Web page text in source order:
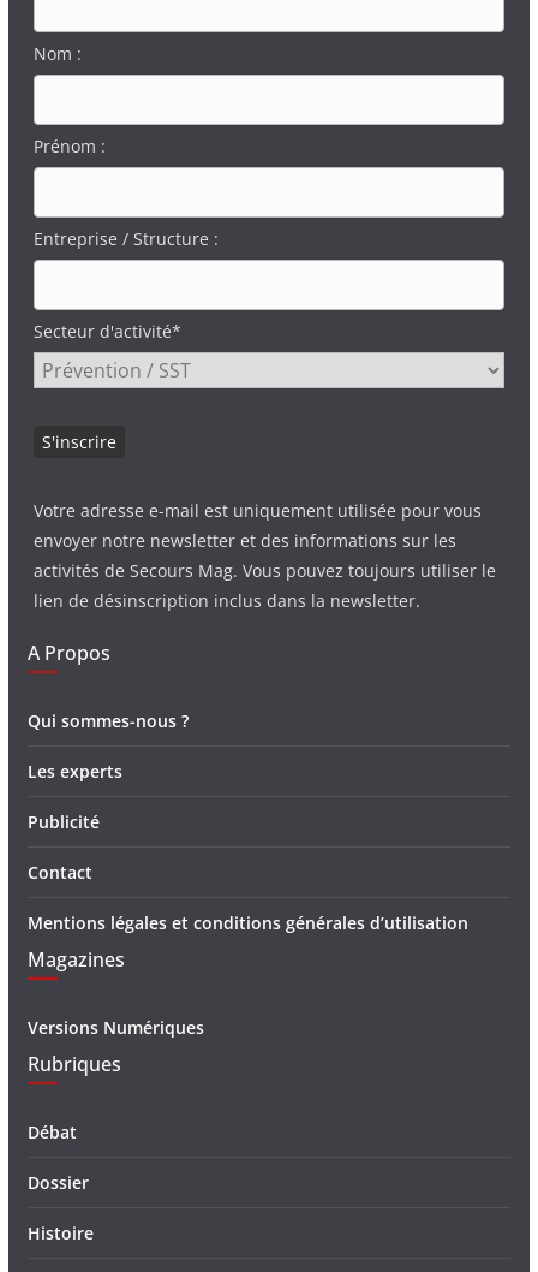
Nom :
Prénom :
Entreprise / Structure :
Secteur d'activité*
Votre adresse e-mail est uniquement utilisée pour vous
envoyer notre newsletter et des informations sur les
activités de Secours Mag. Vous pouvez toujours utiliser le
lien de désinscription inclus dans la newsletter.
A Propos
Qui sommes-nous ?
Les experts
Publicité
Contact
Mentions légales et conditions générales d’utilisation
Magazines
Versions Numériques
Rubriques
Débat
Dossier
Histoire